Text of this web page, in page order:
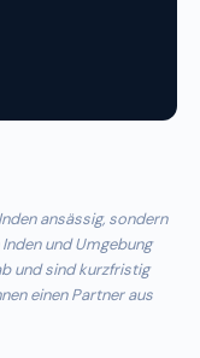
ansässig, sondern
und Umgebung
und sind kurzfristig
einen Partner aus